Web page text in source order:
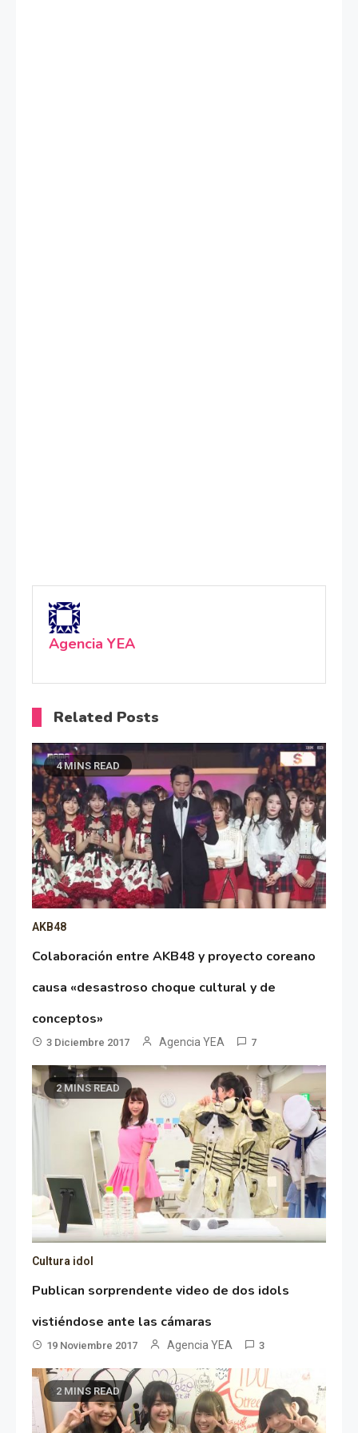
Agencia YEA
Related Posts
4 MINS READ
AKB48
Colaboración entre AKB48 y proyecto coreano
causa «desastroso choque cultural y de
conceptos»
3 Diciembre 2017 Agencia YEA 7
2 MINS READ
Cultura idol
Publican sorprendente video de dos idols
vistiéndose ante las cámaras
19 Noviembre 2017 Agencia YEA 3
2 MINS READ